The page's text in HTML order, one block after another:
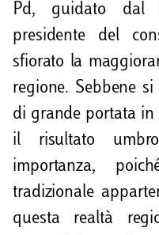
Pd, guidato dal
presidente del
sfiorato la
regione. Sebbene
di grande portata in
il risultato
importanza,
tradizionale
questa realtà